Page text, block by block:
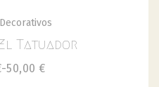
Tatuador
50,00 €
-